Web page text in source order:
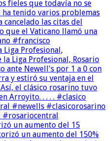
Liga Profesional,
un aumento del 15